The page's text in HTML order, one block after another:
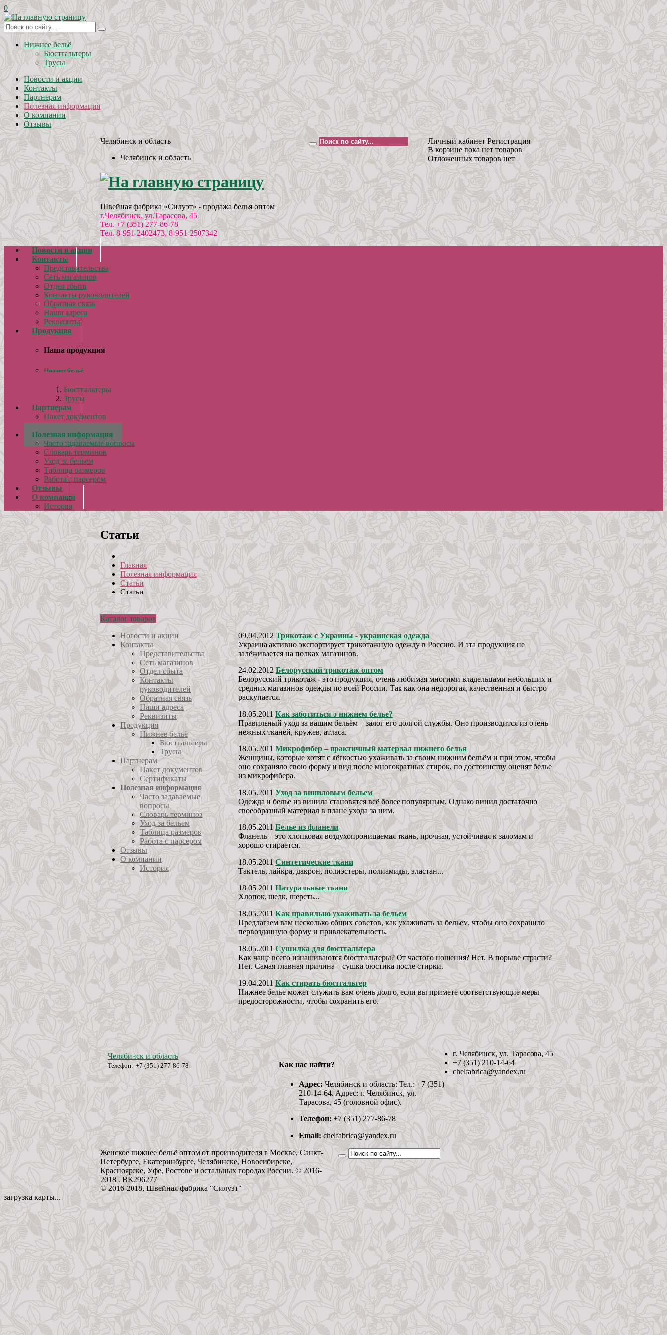
0
Нижнее бельё
Бюстгальтеры
Трусы
Новости и акции
Контакты
Партнерам
Полезная информация
О компании
Отзывы
Челябинск и область
Челябинск и область
Швейная фабрика «Силуэт» - продажа белья оптом
г.Челябинск, ул.Тарасова, 45
Тел. +7 (351) 277-86-78
Тел. 8-951-2402473, 8-951-2507342
Личный кабинет Регистрация
В корзине пока нет товаров
Отложенных товаров нет
Новости и акции
Контакты
Представительства
Сеть магазинов
Отдел сбыта
Контакты руководителей
Обратная связь
Наши адреса
Реквизиты
Продукция
Наша продукция
Нижнее бельё
Бюстгальтеры
Трусы
Партнерам
Пакет документов
Полезная информация
Часто задаваемые вопросы
Словарь терминов
Уход за бельем
Таблица размеров
Работа с парсером
Отзывы
О компании
История
Статьи
Главная
Полезная информация
Статьи
Статьи
Каталог товаров
Новости и акции
Контакты
Представительства
Сеть магазинов
Отдел сбыта
Контакты
руководителей
Обратная связь
Наши адреса
Реквизиты
Продукция
Нижнее бельё
Бюстгальтеры
Трусы
Партнерам
Пакет документов
Сертификаты
Полезная информация
Часто задаваемые
вопросы
Словарь терминов
Уход за бельем
Таблица размеров
Работа с парсером
Отзывы
О компании
История
09.04.2012 Трикотаж с Украины - украинская одежда
Украина активно экспортирует трикотажную одежду в Россию. И эта продукция не
залёживается на полках магазинов.
24.02.2012 Белорусский трикотаж оптом
Белорусский трикотаж - это продукция, очень любимая многими владельцами небольших и
средних магазинов одежды по всей России. Так как она недорогая, качественная и быстро
раскупается.
18.05.2011 Как заботиться о нижнем белье?
Правильный уход за вашим бельём – залог его долгой службы. Оно производится из очень
нежных тканей, кружев, атласа.
18.05.2011 Микрофибер – практичный материал нижнего белья
Женщины, которые хотят с лёгкостью ухаживать за своим нижним бельём и при этом, чтобы
оно сохраняло свою форму и вид после многократных стирок, по достоинству оценят белье
из микрофибера.
18.05.2011 Уход за виниловым бельем
Одежда и белье из винила становятся всё более популярным. Однако винил достаточно
своеобразный материал в плане ухода за ним.
18.05.2011 Белье из фланели
Фланель – это хлопковая воздухопроницаемая ткань, прочная, устойчивая к заломам и
хорошо стирается.
18.05.2011 Синтетические ткани
Тактель, лайкра, дакрон, полиэстеры, полиамиды, эластан...
18.05.2011 Натуральные ткани
Хлопок, шелк, шерсть...
18.05.2011 Как правильно ухаживать за бельем
Предлагаем вам несколько общих советов, как ухаживать за бельем, чтобы оно сохранило
первозданную форму и привлекательность.
18.05.2011 Сушилка для бюстгальтера
Как чаще всего изнашиваются бюстгальтеры? От частого ношения? Нет. В порыве страсти?
Нет. Самая главная причина – сушка бюстика после стирки.
19.04.2011 Как стирать бюстгальтер
Нижнее белье может служить вам очень долго, если вы примете соответствующие меры
предосторожности, чтобы сохранить его.
Челябинск и область
Телефон: +7 (351) 277-86-78 Как нас найти?
Адрес:Челябинск и область: Тел.: +7 (351)
210-14-64. Адрес: г. Челябинск, ул.
Тарасова, 45 (головной офис).
Телефон:+7 (351) 277-86-78
Email: chelfabrica@yandex.ru
г. Челябинск, ул. Тарасова, 45
+7 (351) 210-14-64
chelfabrica@yandex.ru
Женское нижнее бельё оптом от производителя в Москве, Санкт-
Петербурге, Екатеринбурге, Челябинске, Новосибирске,
Красноярске, Уфе, Ростове и остальных городах России. © 2016-
2018 . BK296277
© 2016-2018, Швейная фабрика "Силуэт"
загрузка карты...